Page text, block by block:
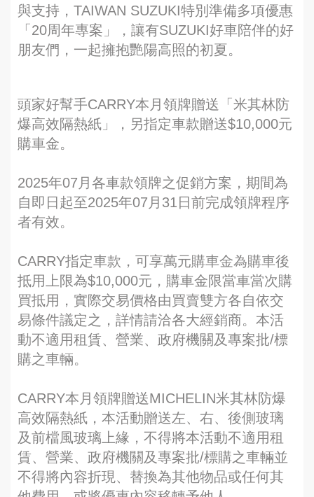
與支持，TAIWAN SUZUKI特別準備多項優惠
「20周年專案」，讓有SUZUKI好車陪伴的好
朋友們，一起擁抱艷陽高照的初夏。
頭家好幫手CARRY本月領牌贈送「米其林防
爆高效隔熱紙」，另指定車款贈送$10,000元
購車金。
2025年07月各車款領牌之促銷方案，期間為
自即日起至2025年07月31日前完成領牌程序
者有效。
CARRY指定車款，可享萬元購車金為購車後
抵用上限為$10,000元，購車金限當車當次購
買抵用，實際交易價格由買賣雙方各自依交
易條件議定之，詳情請洽各大經銷商。本活
動不適用租賃、營業、政府機關及專案批/標
購之車輛。
CARRY本月領牌贈送MICHELIN米其林防爆
高效隔熱紙，本活動贈送左、右、後側玻璃
及前檔風玻璃上緣，不得將本活動不適用租
賃、營業、政府機關及專案批/標購之車輛並
不得將內容折現、替換為其他物品或任何其